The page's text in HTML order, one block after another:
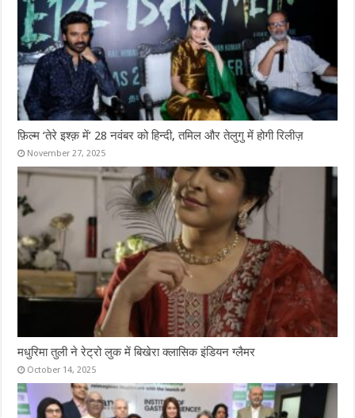
फ़िल्म ‘तेरे इश्क़ में’ 28 नवंबर को हिन्दी, तमिल और तेलुगु में होगी रिलीज़
November 27, 2025
मधुरिमा तुली ने रेट्रो लुक में बिखेरा क्लासिक इंडियन ग्लैमर
October 14, 2025